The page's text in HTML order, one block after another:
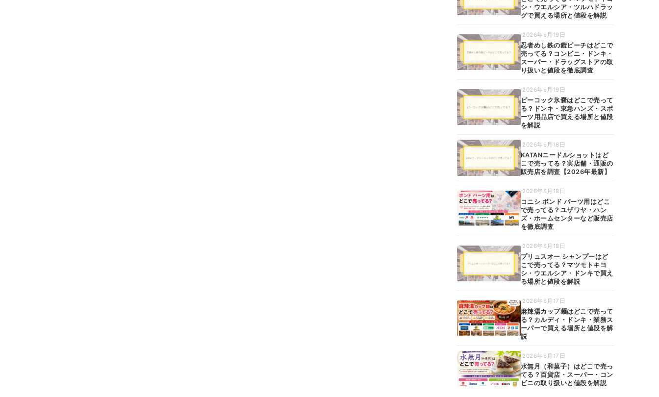
シ・ウエルシア・ツルハドラッ
グで買える場所と値段を解説
2026年6月19日
忍者めし鉄の鎧ピーチはどこで
売ってる？コンビニ・ドンキ・
スーパー・ドラッグストアの取
り扱いと値段を徹底調査
2026年6月19日
ピーコック氷嚢はどこで売って
る？ドンキ・東急ハンズ・スポ
ーツ用品店で買える場所と値段
を解説
2026年6月18日
KATANニードルショットはど
こで売ってる？実店舗・通販の
販売店を調査【2026年最新】
2026年6月18日
コニシ ボンド パーツ用はどこ
で売ってる？ユザワヤ・ハン
ズ・ホームセンターなど販売店
を徹底調査
2026年6月18日
プリュスオー シャンプーはど
こで売ってる？マツモトキヨ
シ・ウエルシア・ドンキで買え
る場所と値段を解説
2026年6月17日
麻辣湯カップ麺はどこで売って
る？カルディ・ドンキ・業務ス
ーパーで買える場所と値段を解
説
2026年6月17日
水無月（和菓子）はどこで売っ
てる？百貨店・スーパー・コン
ビニの取り扱いと値段を解説